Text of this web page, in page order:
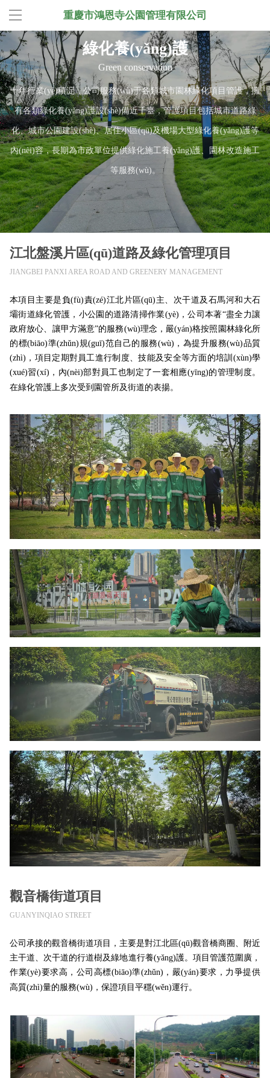
重慶市鴻恩寺公園管理有限公司
綠化養(yǎng)護
Green conservation
十年行業(yè)積淀，公司服務(wù)于各類城市園林綠化項目管護，擁
有各類綠化養(yǎng)護設(shè)備近千臺，管護項目包括城市道路綠
化、城市公園建設(shè)、居住小區(qū)及機場大型綠化養(yǎng)護等
內(nèi)容，長期為市政單位提供綠化施工養(yǎng)護、園林改造施工
等服務(wù)。
江北盤溪片區(qū)道路及綠化管理項目
JIANGBEI PANXI AREA ROAD AND GREENERY MANAGEMENT
本項目主要是負(fù)責(zé)江北片區(qū)主、次干道及石馬河和大石
壩街道綠化管護，小公園的道路清掃作業(yè)，公司本著“盡全力讓
政府放心、讓甲方滿意”的服務(wù)理念，嚴(yán)格按照園林綠化所
的標(biāo)準(zhǔn)規(guī)范自己的服務(wù)，為提升服務(wù)品質
(zhì)，項目定期對員工進行制度、技能及安全等方面的培訓(xùn)學
(xué)習(xí)，內(nèi)部對員工也制定了一套相應(yīng)的管理制度。
在綠化管護上多次受到園管所及街道的表揚。
觀音橋街道項目
GUANYINQIAO STREET
公司承接的觀音橋街道項目，主要是對江北區(qū)觀音橋商圈、附近
主干道、次干道的行道樹及綠地進行養(yǎng)護。項目管護范圍廣，
作業(yè)要求高，公司高標(biāo)準(zhǔn)，嚴(yán)要求，力爭提供
高質(zhì)量的服務(wù)，保證項目平穩(wěn)運行。